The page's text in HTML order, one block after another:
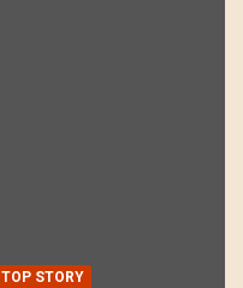
TOP STORY